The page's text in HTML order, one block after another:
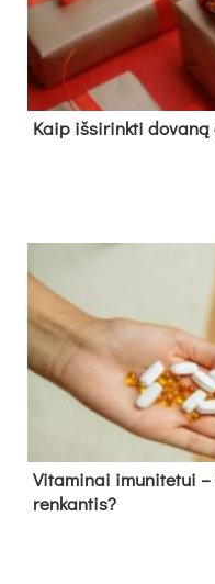
Kaip išsirinkti
Vitaminai imunitetui
renkantis?